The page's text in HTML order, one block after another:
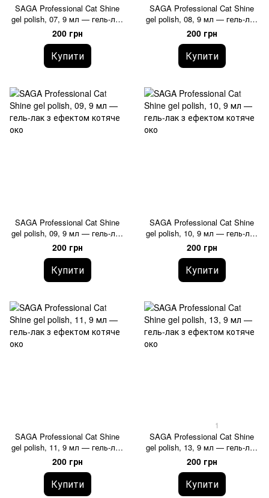
SAGA Professional Cat Shine
gel polish, 07, 9 мл — гель-лак
з ефектом котяче око
200 грн
Купити
SAGA Professional Cat Shine
gel polish, 08, 9 мл — гель-лак
з ефектом котяче око
200 грн
Купити
SAGA Professional Cat Shine
gel polish, 09, 9 мл — гель-лак
з ефектом котяче око
200 грн
Купити
SAGA Professional Cat Shine
gel polish, 10, 9 мл — гель-лак
з ефектом котяче око
200 грн
Купити
SAGA Professional Cat Shine
gel polish, 11, 9 мл — гель-лак
з ефектом котяче око
200 грн
Купити
1
SAGA Professional Cat Shine
gel polish, 13, 9 мл — гель-лак
з ефектом котяче око
200 грн
Купити